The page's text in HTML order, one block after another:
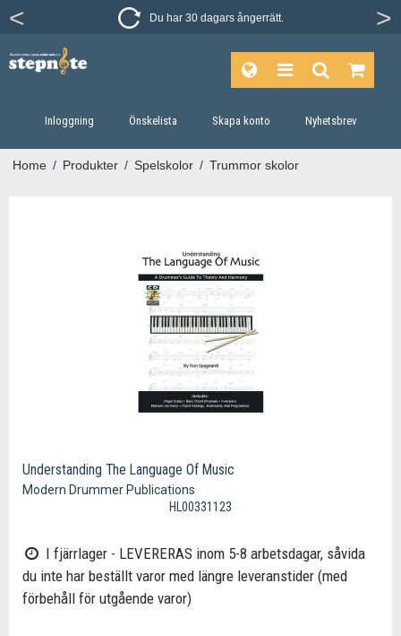
Du har 30 dagars ångerrätt.
Inloggning Önskelista Skapa konto Nyhetsbrev
Home / Produkter / Spelskolor / Trummor skolor
Understanding The Language Of Music
Modern Drummer Publications
HL00331123
I fjärrlager - LEVERERAS inom 5-8 arbetsdagar, såvida
du inte har beställt varor med längre leveranstider (med
förbehåll för utgående varor)